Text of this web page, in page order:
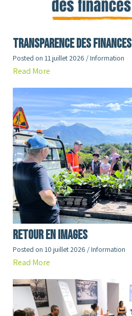
Transparence des finances
Posted on 11 juillet 2026 /Information
Read More
RETOUR en images
Posted on 10 juillet 2026 /Information
Read More